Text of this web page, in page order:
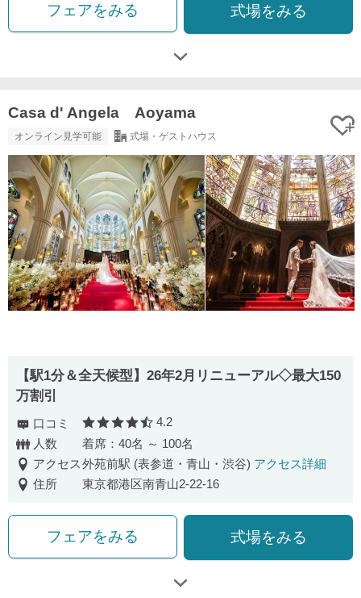
フェアをみる 式場をみる
Casa d' Angela Aoyama
オンライン見学可能 式場・ゲストハウス
【駅1分＆全天候型】26年2月リニューアル◇最大150
万割引
口コミ 口コミ評価
4.2
人数
着席：40名 ～ 100名
アクセス外苑前駅 (表参道・青山・渋谷) アクセス詳細
住所
東京都港区南青山2-22-16
フェアをみる 式場をみる